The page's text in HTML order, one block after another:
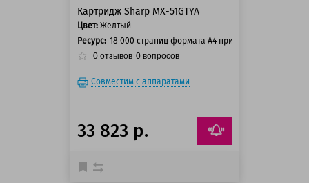
Картридж Sharp MX-51GTYA
Цвет: Желтый
Ресурс: 18 000 страниц формата А4 при 5% заполнении
0 отзывов 0 вопросов
Совместим с аппаратами
33 823 р.